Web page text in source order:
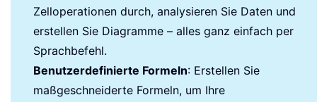
Zelloperationen durch, analysieren Sie Daten und
erstellen Sie Diagramme – alles ganz einfach per
Sprachbefehl.
Benutzerdefinierte Formeln: Erstellen Sie
maßgeschneiderte Formeln, um Ihre